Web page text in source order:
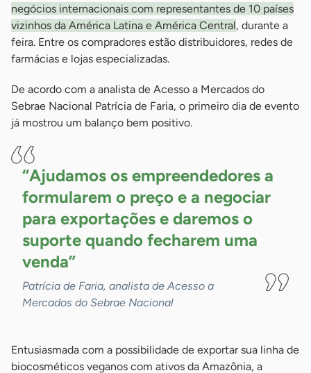
negócios internacionais com representantes de 10 países
vizinhos da América Latina e América Central, durante a
feira. Entre os compradores estão distribuidores, redes de
farmácias e lojas especializadas.
De acordo com a analista de Acesso a Mercados do
Sebrae Nacional Patrícia de Faria, o primeiro dia de evento
já mostrou um balanço bem positivo.
“Ajudamos os empreendedores a
formularem o preço e a negociar
para exportações e daremos o
suporte quando fecharem uma
venda”
Patrícia de Faria, analista de Acesso a
Mercados do Sebrae Nacional
Entusiasmada com a possibilidade de exportar sua linha de
biocosméticos veganos com ativos da Amazônia, a